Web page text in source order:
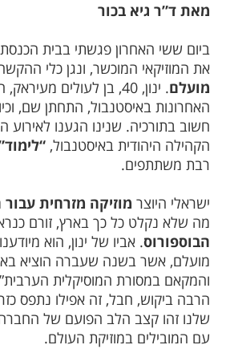
מאת ד”ר גיא בכור
ביום ששי האחרון פגשתי בבית
את המוזיקאי המוכשר, ונגן כלי
מועלם
. ינון, 40, בן לעולים
האחרונות באיסטנבול, התחתן שם,
חשוב בתורכיה. שנינו הגענו
הקהילה היהודית באיסטנבול,
רבת משתתפים.
ישראלי היוצר מוזיקה מזרחית
מה שלא נקלט כל כך בארץ, זורם
הבוספורוס. אביו של ינון, הוא
מועלם, אשר בשנה שעברה הוציא
והמקאם במסורת המוסיקלית
הרבה ביקוש, חבל, זה אפילו נתפס כזר
שלנו זהו קצב הלב הפועם של
עם המובילים במוזיקת העולם.